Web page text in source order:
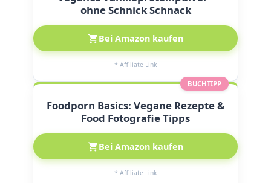
ohne Schnick Schnack
Bei Amazon kaufen
* Affiliate Link
BUCHTIPP
Foodporn Basics: Vegane Rezepte &
Food Fotografie Tipps
Bei Amazon kaufen
* Affiliate Link